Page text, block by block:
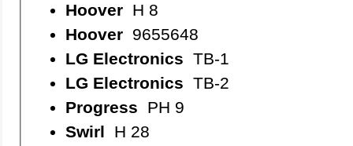
HooverH 8
Hoover9655648
LG Electronics TB-1
LG Electronics TB-2
Progress PH 9
Swirl H 28